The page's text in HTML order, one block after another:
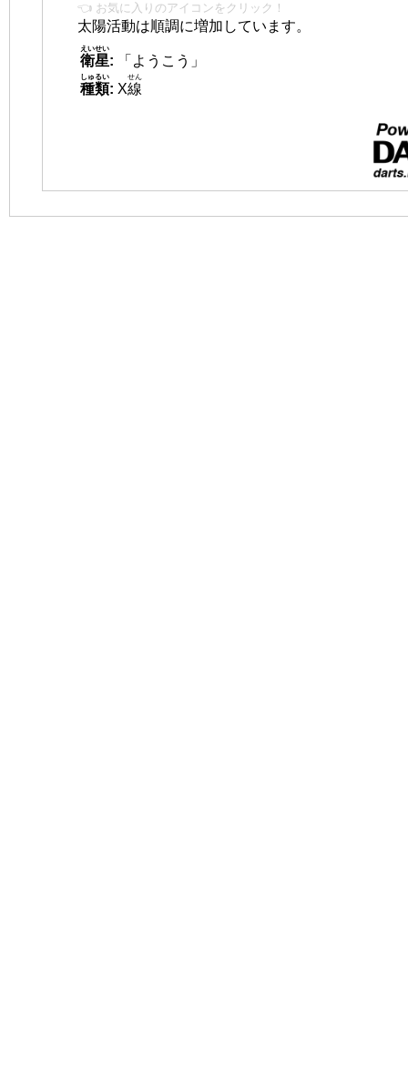
👈 お気に入りのアイコンをクリック！
太陽活動は順調に増加しています。
衛星
えいせい
:
「ようこう」
種類
しゅるい
: X線
せん